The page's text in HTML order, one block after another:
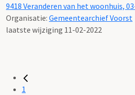
9418 Veranderen van het woonhuis,
Organisatie: Gemeentearchief Voorst
laatste wijziging 11-02-2022
1